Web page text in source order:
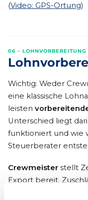
(Video: GPS-Ortung)
06 – LOHNVORBEREITUNG
Wichtig: Weder
eine klassische
leisten
Unterschied liegt
funktioniert und wie
Steuerberater
Crewmeister stellt
Export bereit.